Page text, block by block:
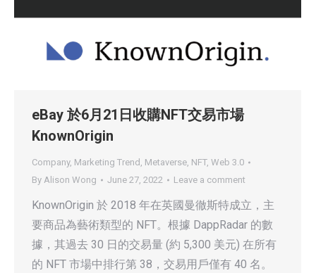
eBay 於6月21日收購NFT交易市場
KnownOrigin
Company, Marketing Trend , Metaverse, NFT, Web 3.0
By Alison Wong June 27, 2022 Leave a comment
KnownOrigin 於 2018 年在英國曼徹斯特成立，主
要商品為藝術類型的 NFT。根據 DappRadar 的數
據，其過去 30 日的交易量 (約 5,300 美元) 在所有
的 NFT 市場中排行第 38，交易用戶僅有 40 名。